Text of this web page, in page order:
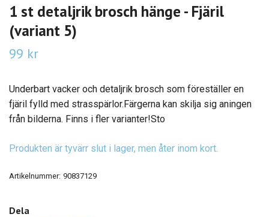
1 st detaljrik brosch hänge - Fjäril
(variant 5)
99 kr
Underbart vacker och detaljrik brosch som föreställer en
fjäril fylld med strasspärlor.Färgerna kan skilja sig aningen
från bilderna. Finns i fler varianter!Sto
Produkten är tyvärr slut i lager, men åter inom kort.
Artikelnummer: 90837129
Dela